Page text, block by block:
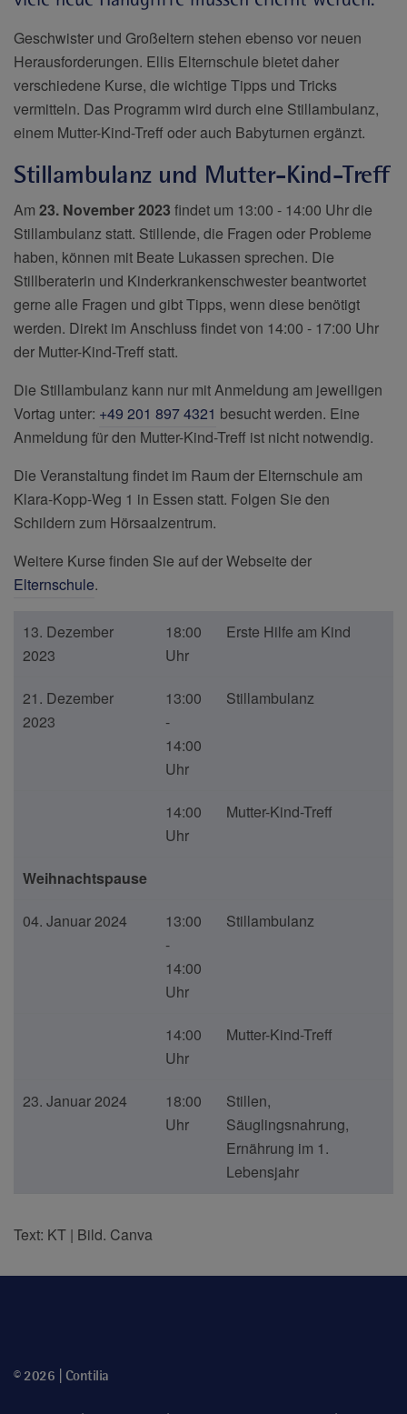
Geschwister und Großeltern stehen ebenso vor neuen
Herausforderungen. Ellis Elternschule bietet daher
verschiedene Kurse, die wichtige Tipps und Tricks
vermitteln. Das Programm wird durch eine Stillambulanz,
einem Mutter-Kind-Treff oder auch Babyturnen ergänzt.
Stillambulanz und Mutter-Kind-Treff
Am 23. November 2023 findet um 13:00 - 14:00 Uhr die
Stillambulanz statt. Stillende, die Fragen oder Probleme
haben, können mit Beate Lukassen sprechen. Die
Stillberaterin und Kinderkrankenschwester beantwortet
gerne alle Fragen und gibt Tipps, wenn diese benötigt
werden. Direkt im Anschluss findet von 14:00 - 17:00 Uhr
der Mutter-Kind-Treff statt.
Die Stillambulanz kann nur mit Anmeldung am jeweiligen
Vortag unter: +49 201 897 4321 besucht werden. Eine
Anmeldung für den Mutter-Kind-Treff ist nicht notwendig.
Die Veranstaltung findet im Raum der Elternschule am
Klara-Kopp-Weg 1 in Essen statt. Folgen Sie den
Schildern zum Hörsaalzentrum.
Weitere Kurse finden Sie auf der Webseite der
Elternschule.
13. Dezember
2023
18:00
Uhr
Erste Hilfe am Kind
21. Dezember
2023
13:00
-
14:00
Uhr
Stillambulanz
14:00
Uhr
Mutter-Kind-Treff
Weihnachtspause
04. Januar 2024
13:00
-
14:00
Uhr
Stillambulanz
14:00
Uhr
Mutter-Kind-Treff
23. Januar 2024
18:00
Uhr
Stillen,
Säuglingsnahrung,
Ernährung im 1.
Lebensjahr
Text: KT | Bild. Canva
© 2026 | Contilia